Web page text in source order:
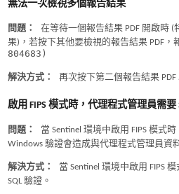
無法一次檢視多個報告結果
問題：
在等待一個報告結果 PDF 開啟時
果)，若按下其他要檢視的報告結果 PDF，
804683)
解決方式： 再次按下第二個報告結果 PDF
啟用 FIPS 模式時，代理程式管理員需要
問題：
當 Sentinel 環境中啟用 FIPS 模式
Windows 驗證會造成與代理程式管理員資
解決方式：
當 Sentinel 環境中啟用 FIPS
SQL 驗證。